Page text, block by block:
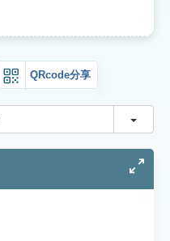
QRcode分享
切換